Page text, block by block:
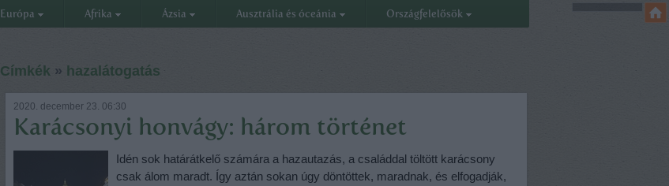
Európa Afrika Ázsia Ausztrália és óceánia Országfelelősök
Címkék » hazalátogatás
2020. december 23. 06:30
Karácsonyi honvágy: három történet
Idén sok határátkelő számára a hazautazás, a családdal töltött karácsony
csak álom maradt. Így aztán sokan úgy döntöttek, maradnak, és elfogadják,